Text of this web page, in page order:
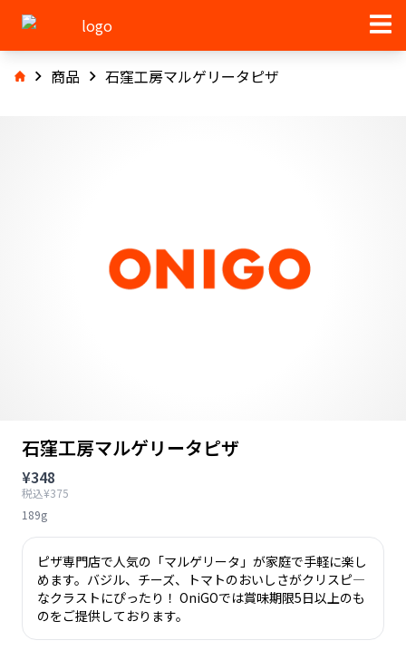
商品 石窪工房マルゲリータピザ
石窪工房マルゲリータピザ
¥348
税込¥375
189g
ピザ専門店で人気の「マルゲリータ」が家庭で手軽に楽し
めます。バジル、チーズ、トマトのおいしさがクリスピ―
なクラストにぴったり！ OniGOでは賞味期限5日以上のも
のをご提供しております。